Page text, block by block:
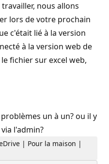
nous allons
lors de votre prochain
c'était lié à la version
à la version web de
fichier sur excel web,
un à un? ou il y
l'admin?
| Pour la maison |